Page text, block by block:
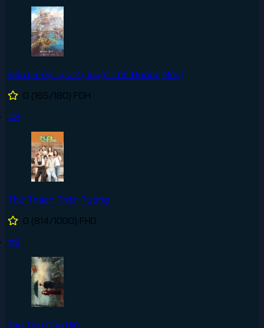
Đấu La Đại Lục 2 (Tuyệt Thế Đường Môn)
0 (165/180) FDH
#8
Thử Thách Thần Tượng
0 (814/1000) FHD
#9
Tàn Tích Của Gió